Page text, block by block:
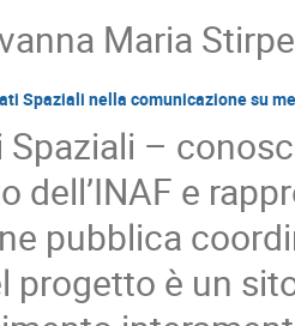
Maria Stirpe
Spaziali nella comunicazione su
–
dell’INAF e
pubblica
progetto è un